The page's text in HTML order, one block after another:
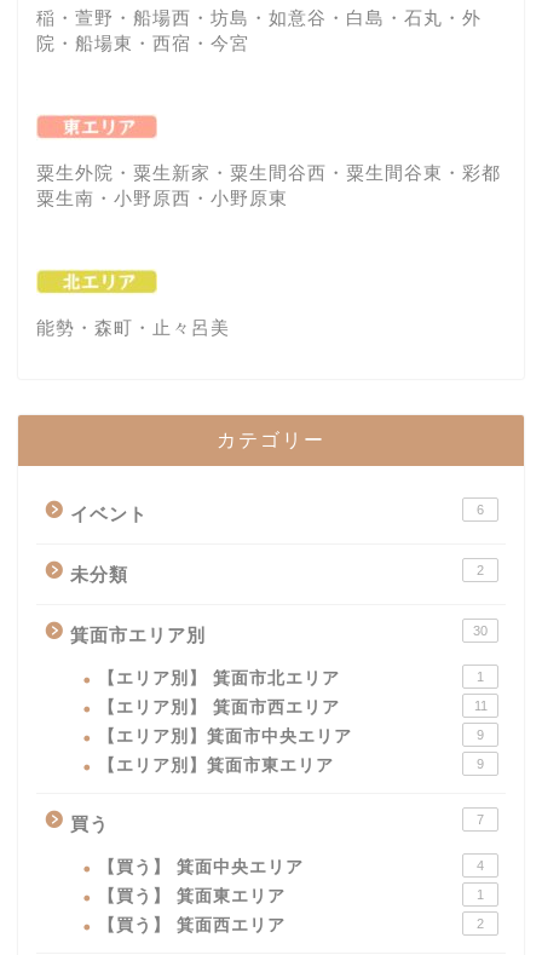
稲・萱野・船場西・坊島・如意谷・白島・石丸・外
院・船場東・西宿・今宮
粟生外院・粟生新家・粟生間谷西・粟生間谷東・彩都
粟生南・小野原西・小野原東
能勢・森町・止々呂美
カテゴリー
イベント 6
未分類 2
箕面市エリア別 30
【エリア別】 箕面市北エリア 1
【エリア別】 箕面市西エリア 11
【エリア別】箕面市中央エリア 9
【エリア別】箕面市東エリア 9
買う 7
【買う】 箕面中央エリア 4
【買う】 箕面東エリア 1
【買う】 箕面西エリア 2